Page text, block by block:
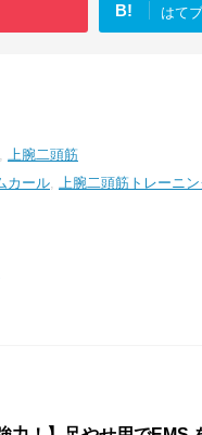
B! はてブ
, 上腕二頭筋
カール, 上腕二頭筋トレーニ